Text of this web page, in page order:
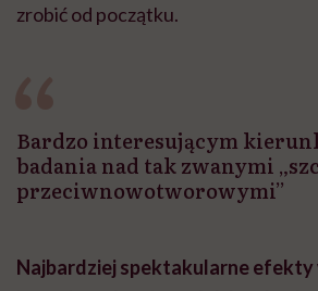
zrobić od początku.
Bardzo interesującym
badania nad tak zwanymi
przeciwnowotworowymi”
Najbardziej spektakularne efekty